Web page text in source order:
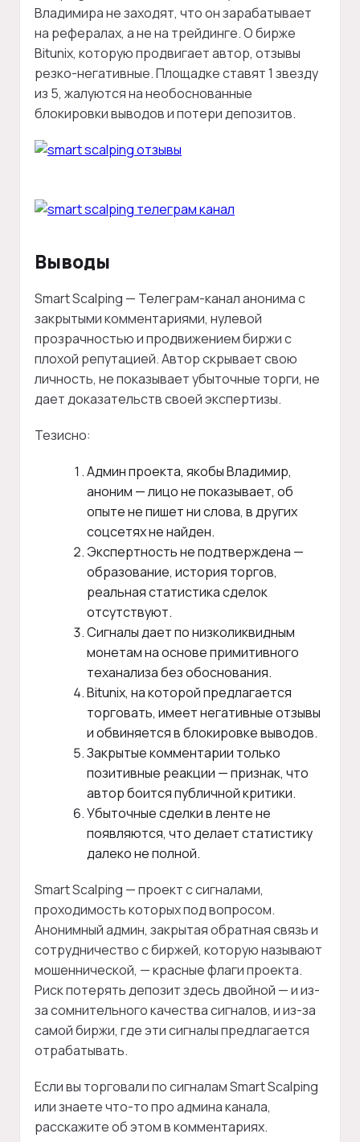
Владимира не заходят, что он зарабатывает
на рефералах, а не на трейдинге. О бирже
Bitunix, которую продвигает автор, отзывы
резко-негативные. Площадке ставят 1 звезду
из 5, жалуются на необоснованные
блокировки выводов и потери депозитов.
Выводы
Smart Scalping — Телеграм-канал анонима с
закрытыми комментариями, нулевой
прозрачностью и продвижением биржи с
плохой репутацией. Автор скрывает свою
личность, не показывает убыточные торги, не
дает доказательств своей экспертизы.
Тезисно:
Админ проекта, якобы Владимир,
аноним — лицо не показывает, об
опыте не пишет ни слова, в других
соцсетях не найден.
Экспертность не подтверждена —
образование, история торгов,
реальная статистика сделок
отсутствуют.
Сигналы дает по низколиквидным
монетам на основе примитивного
теханализа без обоснования.
Bitunix, на которой предлагается
торговать, имеет негативные отзывы
и обвиняется в блокировке выводов.
Закрытые комментарии только
позитивные реакции — признак, что
автор боится публичной критики.
Убыточные сделки в ленте не
появляются, что делает статистику
далеко не полной.
Smart Scalping — проект с сигналами,
проходимость которых под вопросом.
Анонимный админ, закрытая обратная связь и
сотрудничество с биржей, которую называют
мошеннической, — красные флаги проекта.
Риск потерять депозит здесь двойной — и из-
за сомнительного качества сигналов, и из-за
самой биржи, где эти сигналы предлагается
отрабатывать.
Если вы торговали по сигналам Smart Scalping
или знаете что-то про админа канала,
расскажите об этом в комментариях.